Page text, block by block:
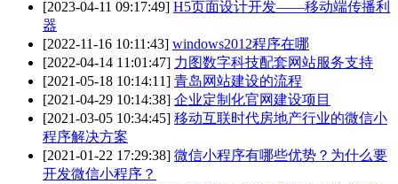
[2023-04-11 09:17:49] H5页面设计开发——移动端传播利
器
[2022-11-16 10:11:43] windows2012程序在哪
[2022-04-14 11:01:47] 力图数字科技配套网站服务支持
[2021-05-18 10:14:11] 青岛网站建设的流程
[2021-04-29 10:14:38] 企业定制化官网建设项目
[2021-03-05 10:34:45] 移动互联时代房地产行业的微信小
程序解决方案
[2021-01-22 17:29:38] 微信小程序有哪些优势？为什么要
开发微信小程序？